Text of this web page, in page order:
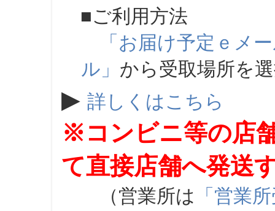
■ご利用方法
「お届け予定ｅメ
ル」 から受取場所を
▶ 詳しくはこちら
※コンビニ等の店
て直接店舗へ発送
（営業所は 「営業